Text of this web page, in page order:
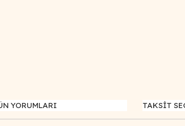
YORUMLARI TAKSİT